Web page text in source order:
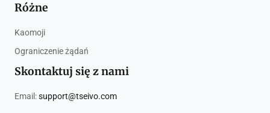
Różne
Kaomoji
Ograniczenie żądań
Skontaktuj się z nami
Email:support@tseivo.com